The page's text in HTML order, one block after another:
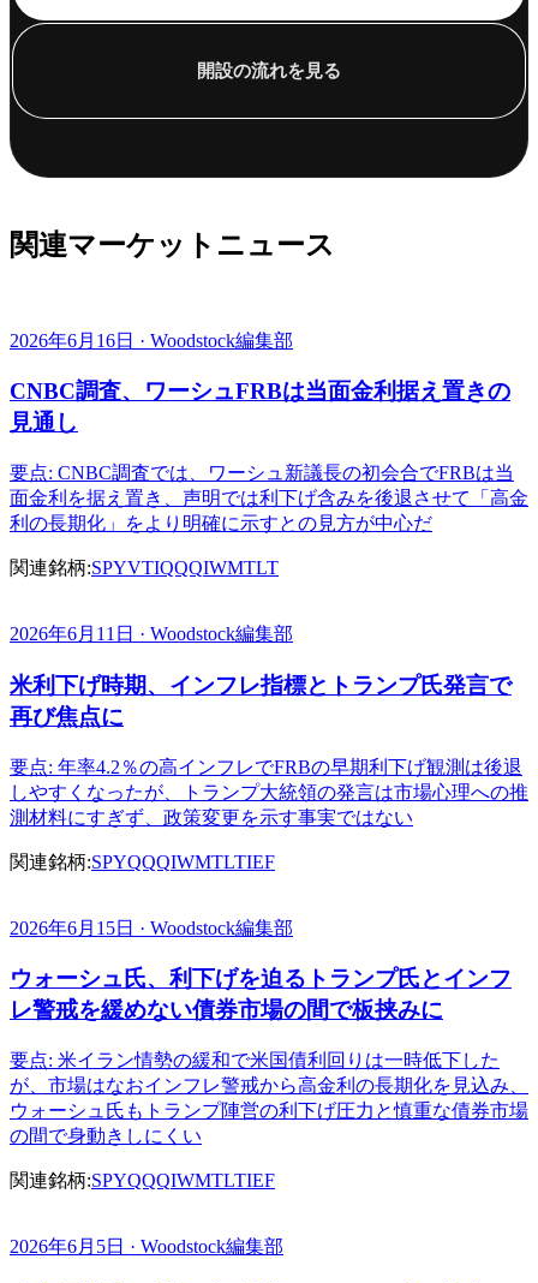
開設の流れを見る
関連マーケットニュース
2026年6月16日 · Woodstock編集部
CNBC調査、ワーシュFRBは当面金利据え置きの
見通し
要点: CNBC調査では、ワーシュ新議長の初会合でFRBは当
面金利を据え置き、声明では利下げ含みを後退させて「高金
利の長期化」をより明確に示すとの見方が中心だ
関連銘柄:SPYVTIQQQIWMTLT
2026年6月11日 · Woodstock編集部
米利下げ時期、インフレ指標とトランプ氏発言で
再び焦点に
要点: 年率4.2％の高インフレでFRBの早期利下げ観測は後退
しやすくなったが、トランプ大統領の発言は市場心理への推
測材料にすぎず、政策変更を示す事実ではない
関連銘柄:SPYQQQIWMTLTIEF
2026年6月15日 · Woodstock編集部
ウォーシュ氏、利下げを迫るトランプ氏とインフ
レ警戒を緩めない債券市場の間で板挟みに
要点: 米イラン情勢の緩和で米国債利回りは一時低下した
が、市場はなおインフレ警戒から高金利の長期化を見込み、
ウォーシュ氏もトランプ陣営の利下げ圧力と慎重な債券市場
の間で身動きしにくい
関連銘柄:SPYQQQIWMTLTIEF
2026年6月5日 · Woodstock編集部